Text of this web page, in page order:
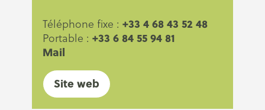
Téléphone fixe : +33 4 68 43 52 48
Portable : +33 6 84 55 94 81
Mail
Site web